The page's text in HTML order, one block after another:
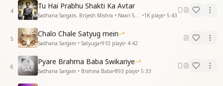
4
Tu Hai Prabhu Shakti Ka Avtar
•1K plays• 5:43
5
Chalo Chale Satyug mein
Sadhana Sargam • Satyuga•910 plays• 4:42
6
Pyare Brahma Baba Swikariye
Sadhana Sargam • Brahma Baba•893 plays• 5:33